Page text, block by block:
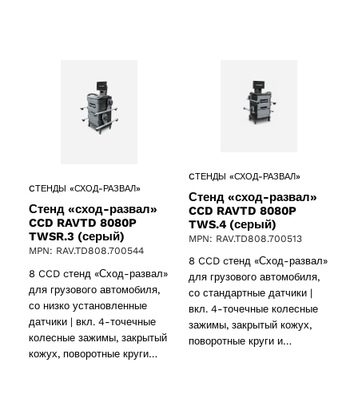
CТЕНДЫ «СХОД-РАЗВАЛ»
Стенд «сход-развал»
CCD RAVTD 8080P
TWSR.3 (серый)
MPN: RAV.TD808.700544
8 CCD cтенд «Сход-развал»
для грузового автомобиля,
со низко установленные
датчики | вкл. 4-точечные
колесные зажимы, закрытый
кожух, поворотные круги…
CТЕНДЫ «СХОД-РАЗВАЛ»
Стенд «сход-развал»
CCD RAVTD 8080P
TWS.4 (серый)
MPN: RAV.TD808.700513
8 CCD cтенд «Сход-развал»
для грузового автомобиля,
со стандартные датчики |
вкл. 4-точечные колесные
зажимы, закрытый кожух,
поворотные круги и…